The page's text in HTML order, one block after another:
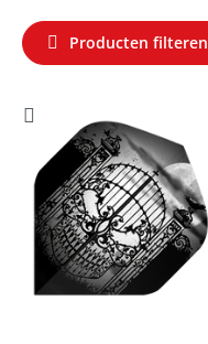
Producten filteren